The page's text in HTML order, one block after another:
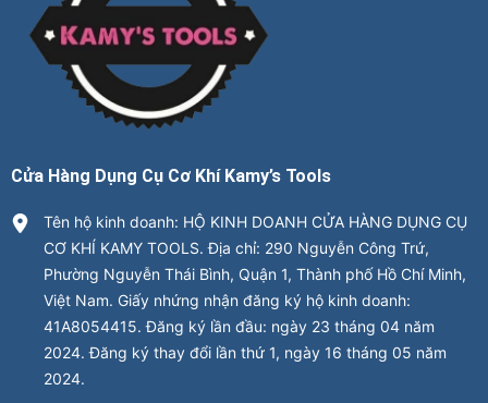
Cửa Hàng Dụng Cụ Cơ Khí Kamy’s Tools
Tên hộ kinh doanh: HỘ KINH DOANH CỬA HÀNG DỤNG CỤ
CƠ KHÍ KAMY TOOLS. Địa chỉ: 290 Nguyễn Công Trứ,
Phường Nguyễn Thái Bình, Quận 1, Thành phố Hồ Chí Minh,
Việt Nam. Giấy nhứng nhận đăng ký hộ kinh doanh:
41A8054415. Đăng ký lần đầu: ngày 23 tháng 04 năm
2024. Đăng ký thay đổi lần thứ 1, ngày 16 tháng 05 năm
2024.